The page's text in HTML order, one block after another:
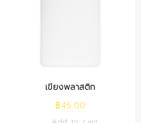
เขียงพลาสติก
฿45.00